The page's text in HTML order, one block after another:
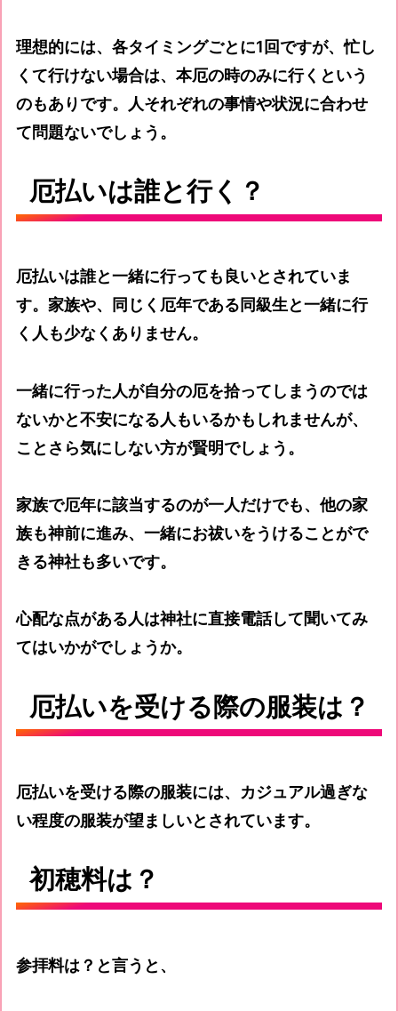
理想的には、各タイミングごとに1回ですが、忙し
くて行けない場合は、本厄の時のみに行くという
のもありです。人それぞれの事情や状況に合わせ
て問題ないでしょう。
厄払いは誰と行く？
厄払いは誰と一緒に行っても良いとされていま
す。家族や、同じく厄年である同級生と一緒に行
く人も少なくありません。
一緒に行った人が自分の厄を拾ってしまうのでは
ないかと不安になる人もいるかもしれませんが、
ことさら気にしない方が賢明でしょう。
家族で厄年に該当するのが一人だけでも、他の家
族も神前に進み、一緒にお祓いをうけることがで
きる神社も多いです。
心配な点がある人は神社に直接電話して聞いてみ
てはいかがでしょうか。
厄払いを受ける際の服装は？
厄払いを受ける際の服装には、カジュアル過ぎな
い程度の服装が望ましいとされています。
初穂料は？
参拝料は？と言うと、